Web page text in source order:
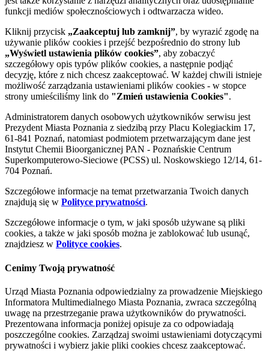
funkcji mediów społecznościowych i odtwarzacza wideo.
Kliknij przycisk „Zaakceptuj lub zamknij”, by wyrazić zgodę na
używanie plików cookies i przejść bezpośrednio do strony lub
„Wyświetl ustawienia plików cookies”, aby zobaczyć
szczegółowy opis typów plików cookies, a następnie podjąć
decyzję, które z nich chcesz zaakceptować. W każdej chwili istnieje
możliwość zarządzania ustawieniami plików cookies - w stopce
strony umieściliśmy link do "Zmień ustawienia Cookies".
Administratorem danych osobowych użytkowników serwisu jest
Prezydent Miasta Poznania z siedzibą przy Placu Kolegiackim 17,
61-841 Poznań, natomiast podmiotem przetwarzającym dane jest
Instytut Chemii Bioorganicznej PAN - Poznańskie Centrum
Superkomputerowo-Sieciowe (PCSS) ul. Noskowskiego 12/14, 61-
704 Poznań.
Szczegółowe informacje na temat przetwarzania Twoich danych
znajdują się w Polityce prywatności.
Szczegółowe informacje o tym, w jaki sposób używane są pliki
cookies, a także w jaki sposób można je zablokować lub usunąć,
znajdziesz w Polityce cookies.
Cenimy Twoją prywatność
Urząd Miasta Poznania odpowiedzialny za prowadzenie Miejskiego
Informatora Multimedialnego Miasta Poznania, zwraca szczególną
uwagę na przestrzeganie prawa użytkowników do prywatności.
Prezentowana informacja poniżej opisuje za co odpowiadają
poszczególne cookies. Zarządzaj swoimi ustawieniami dotyczącymi
prywatności i wybierz jakie pliki cookies chcesz zaakceptować.